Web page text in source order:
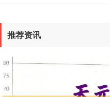
期指IC0 7877.80
推荐资讯